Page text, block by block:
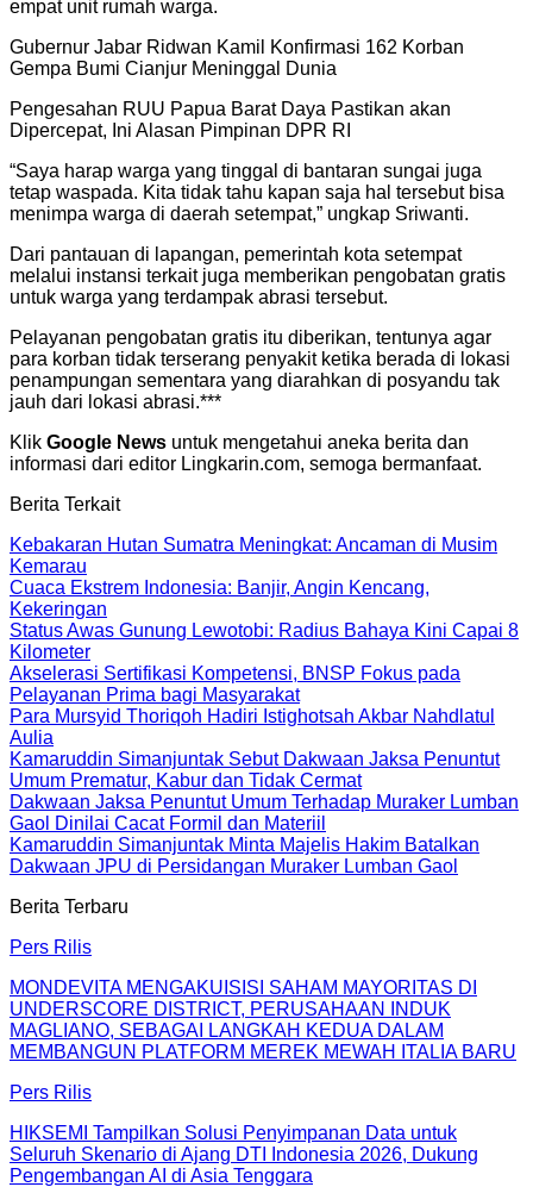
empat unit rumah warga.
Gubernur Jabar Ridwan Kamil Konfirmasi 162 Korban
Gempa Bumi Cianjur Meninggal Dunia
Pengesahan RUU Papua Barat Daya Pastikan akan
Dipercepat, Ini Alasan Pimpinan DPR RI
“Saya harap warga yang tinggal di bantaran sungai juga
tetap waspada. Kita tidak tahu kapan saja hal tersebut bisa
menimpa warga di daerah setempat,” ungkap Sriwanti.
Dari pantauan di lapangan, pemerintah kota setempat
melalui instansi terkait juga memberikan pengobatan gratis
untuk warga yang terdampak abrasi tersebut.
Pelayanan pengobatan gratis itu diberikan, tentunya agar
para korban tidak terserang penyakit ketika berada di lokasi
penampungan sementara yang diarahkan di posyandu tak
jauh dari lokasi abrasi.***
Klik Google News untuk mengetahui aneka berita dan
informasi dari editor Lingkarin.com, semoga bermanfaat.
Berita Terkait
Kebakaran Hutan Sumatra Meningkat: Ancaman di Musim
Kemarau
Cuaca Ekstrem Indonesia: Banjir, Angin Kencang,
Kekeringan
Status Awas Gunung Lewotobi: Radius Bahaya Kini Capai 8
Kilometer
Akselerasi Sertifikasi Kompetensi, BNSP Fokus pada
Pelayanan Prima bagi Masyarakat
Para Mursyid Thoriqoh Hadiri Istighotsah Akbar Nahdlatul
Aulia
Kamaruddin Simanjuntak Sebut Dakwaan Jaksa Penuntut
Umum Prematur, Kabur dan Tidak Cermat
Dakwaan Jaksa Penuntut Umum Terhadap Muraker Lumban
Gaol Dinilai Cacat Formil dan Materiil
Kamaruddin Simanjuntak Minta Majelis Hakim Batalkan
Dakwaan JPU di Persidangan Muraker Lumban Gaol
Berita Terbaru
Pers Rilis
MONDEVITA MENGAKUISISI SAHAM MAYORITAS DI
UNDERSCORE DISTRICT, PERUSAHAAN INDUK
MAGLIANO, SEBAGAI LANGKAH KEDUA DALAM
MEMBANGUN PLATFORM MEREK MEWAH ITALIA BARU
Pers Rilis
HIKSEMI Tampilkan Solusi Penyimpanan Data untuk
Seluruh Skenario di Ajang DTI Indonesia 2026, Dukung
Pengembangan AI di Asia Tenggara